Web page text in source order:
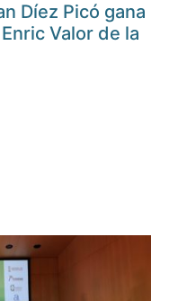
Díez Picó gana
Valor de la